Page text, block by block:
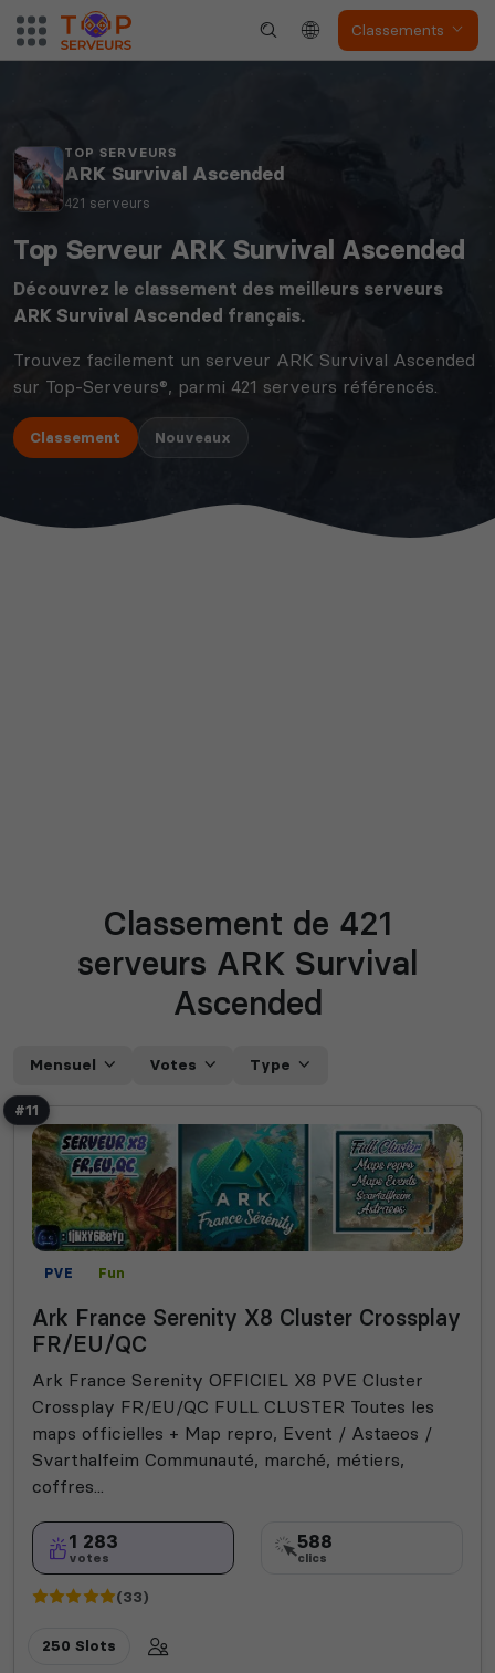
Classements
TOP SERVEURS
ARK Survival Ascended
421 serveurs
Top Serveur ARK Survival Ascended
Découvrez le classement des meilleurs serveurs
ARK Survival Ascended français.
Trouvez facilement un serveur ARK Survival Ascended
sur Top-Serveurs®, parmi 421 serveurs référencés.
Classement Nouveaux
Classement de 421
serveurs ARK Survival
Ascended
Mensuel Votes Type
#11
PVE Fun
Ark France Serenity X8 Cluster Crossplay
FR/EU/QC
Ark France Serenity OFFICIEL X8 PVE Cluster
Crossplay FR/EU/QC FULL CLUSTER Toutes les
maps officielles + Map repro, Event / Astaeos /
Svarthalfeim Communauté, marché, métiers,
coffres...
1 283
votes
588
clics
(33)
250 Slots